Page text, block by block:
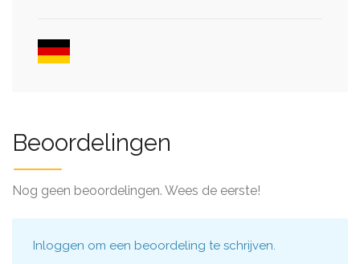
Beoordelingen
Nog geen beoordelingen. Wees de eerste!
Inloggen om een beoordeling te schrijven.